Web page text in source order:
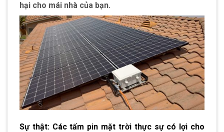
hại cho mái nhà của bạn.
Sự thật: Các tấm pin mặt trời thực sự có lợi cho